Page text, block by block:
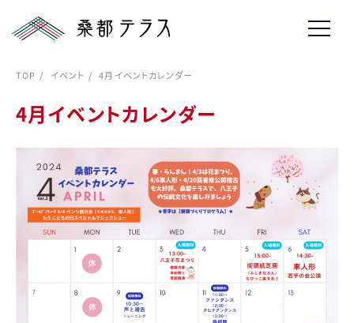
TOP イベント 4月イベントカレンダー
4月イベントカレンダー